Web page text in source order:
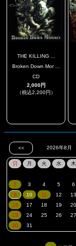
THE KILLING ...
Broken Down Mor ...
CD
2,000円
（税込2,200円）